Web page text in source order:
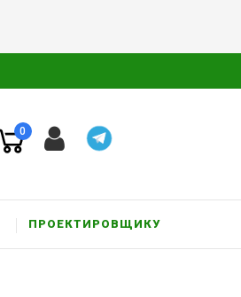
0
ПРОЕКТИРОВЩИКУ